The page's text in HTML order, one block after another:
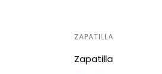
ZAPATILLA
Zapatilla